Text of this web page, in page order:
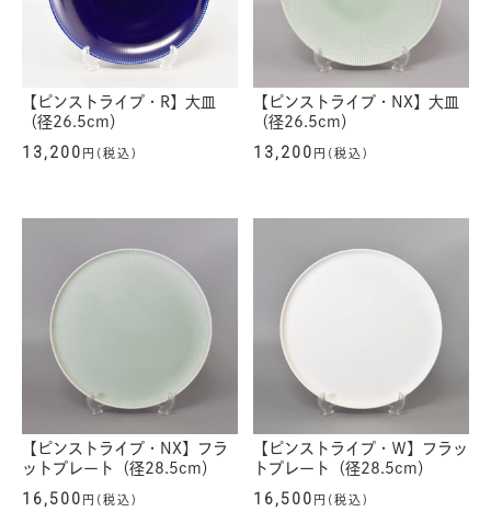
【ピンストライプ・R】大皿
（径26.5cm）
13,200 円(税込)
【ピンストライプ・NX】大皿
（径26.5cm）
13,200 円(税込)
【ピンストライプ・NX】フラ
ットプレート（径28.5cm）
16,500 円(税込)
【ピンストライプ・Ｗ】フラッ
トプレート（径28.5cm）
16,500 円(税込)